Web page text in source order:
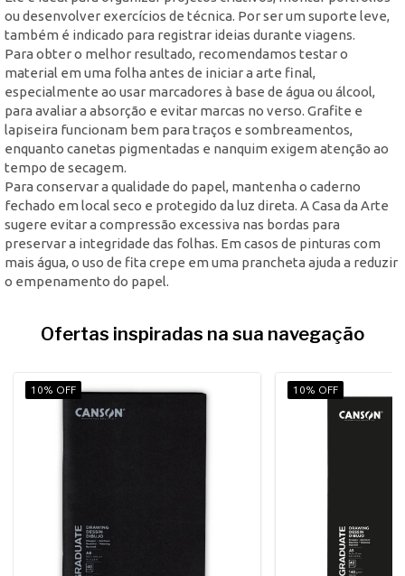
ou desenvolver exercícios de técnica. Por ser um suporte leve,
também é indicado para registrar ideias durante viagens.
Para obter o melhor resultado, recomendamos testar o
material em uma folha antes de iniciar a arte final,
especialmente ao usar marcadores à base de água ou álcool,
para avaliar a absorção e evitar marcas no verso. Grafite e
lapiseira funcionam bem para traços e sombreamentos,
enquanto canetas pigmentadas e nanquim exigem atenção ao
tempo de secagem.
Para conservar a qualidade do papel, mantenha o caderno
fechado em local seco e protegido da luz direta. A Casa da Arte
sugere evitar a compressão excessiva nas bordas para
preservar a integridade das folhas. Em casos de pinturas com
mais água, o uso de fita crepe em uma prancheta ajuda a reduzir
o empenamento do papel.
Ofertas inspiradas na sua navegação
10% OFF 10% OFF